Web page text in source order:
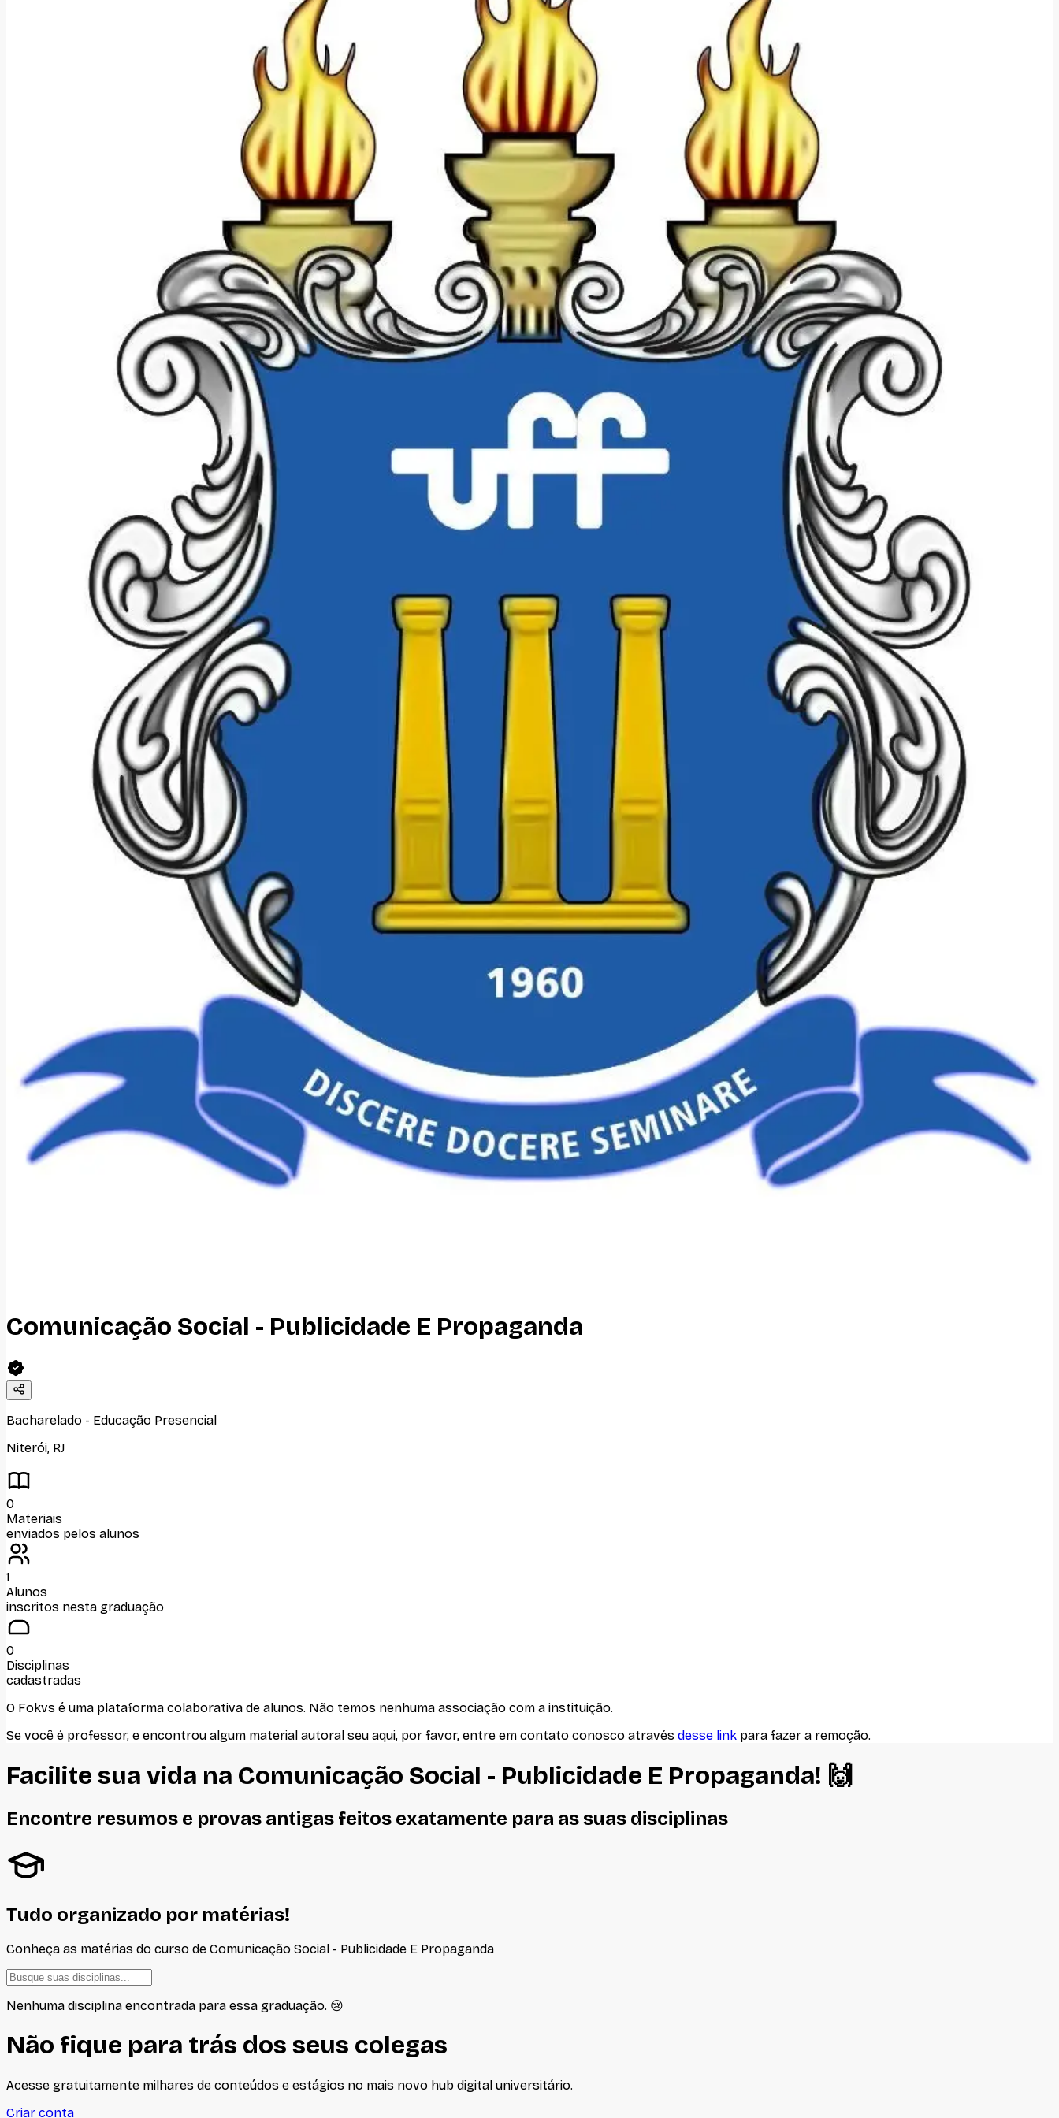
Comunicação Social - Publicidade E Propaganda
Bacharelado - Educação Presencial
Niterói, RJ
0
Materiais
enviados pelos alunos
1
Alunos
inscritos nesta graduação
0
Disciplinas
cadastradas
O Fokvs é uma plataforma colaborativa de alunos. Não temos nenhuma associação com a instituição.
Se você é professor, e encontrou algum material autoral seu aqui, por favor, entre em contato conosco através desse link para fazer a remoção.
Facilite sua vida na Comunicação Social - Publicidade E Propaganda! 🙌
Encontre resumos e provas antigas feitos exatamente para as suas disciplinas
Tudo organizado por matérias!
Conheça as matérias do curso de Comunicação Social - Publicidade E Propaganda
Nenhuma disciplina encontrada para essa graduação. 😢
Não fique para trás dos seus colegas
Acesse gratuitamente milhares de conteúdos e estágios no mais novo hub digital universitário.
Criar conta